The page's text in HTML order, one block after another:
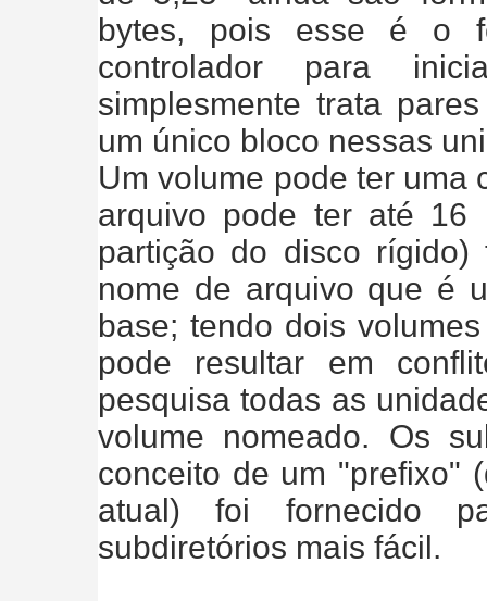
bytes, pois esse é o
controlador para
simplesmente trata
um único bloco nessas
Um volume pode ter uma
arquivo pode ter até 16
partição do disco
nome de arquivo que é
base; tendo dois
pode resultar em
pesquisa todas as
volume nomeado. Os
conceito de um "prefixo"
atual) foi fornecido
subdiretórios mais fácil.